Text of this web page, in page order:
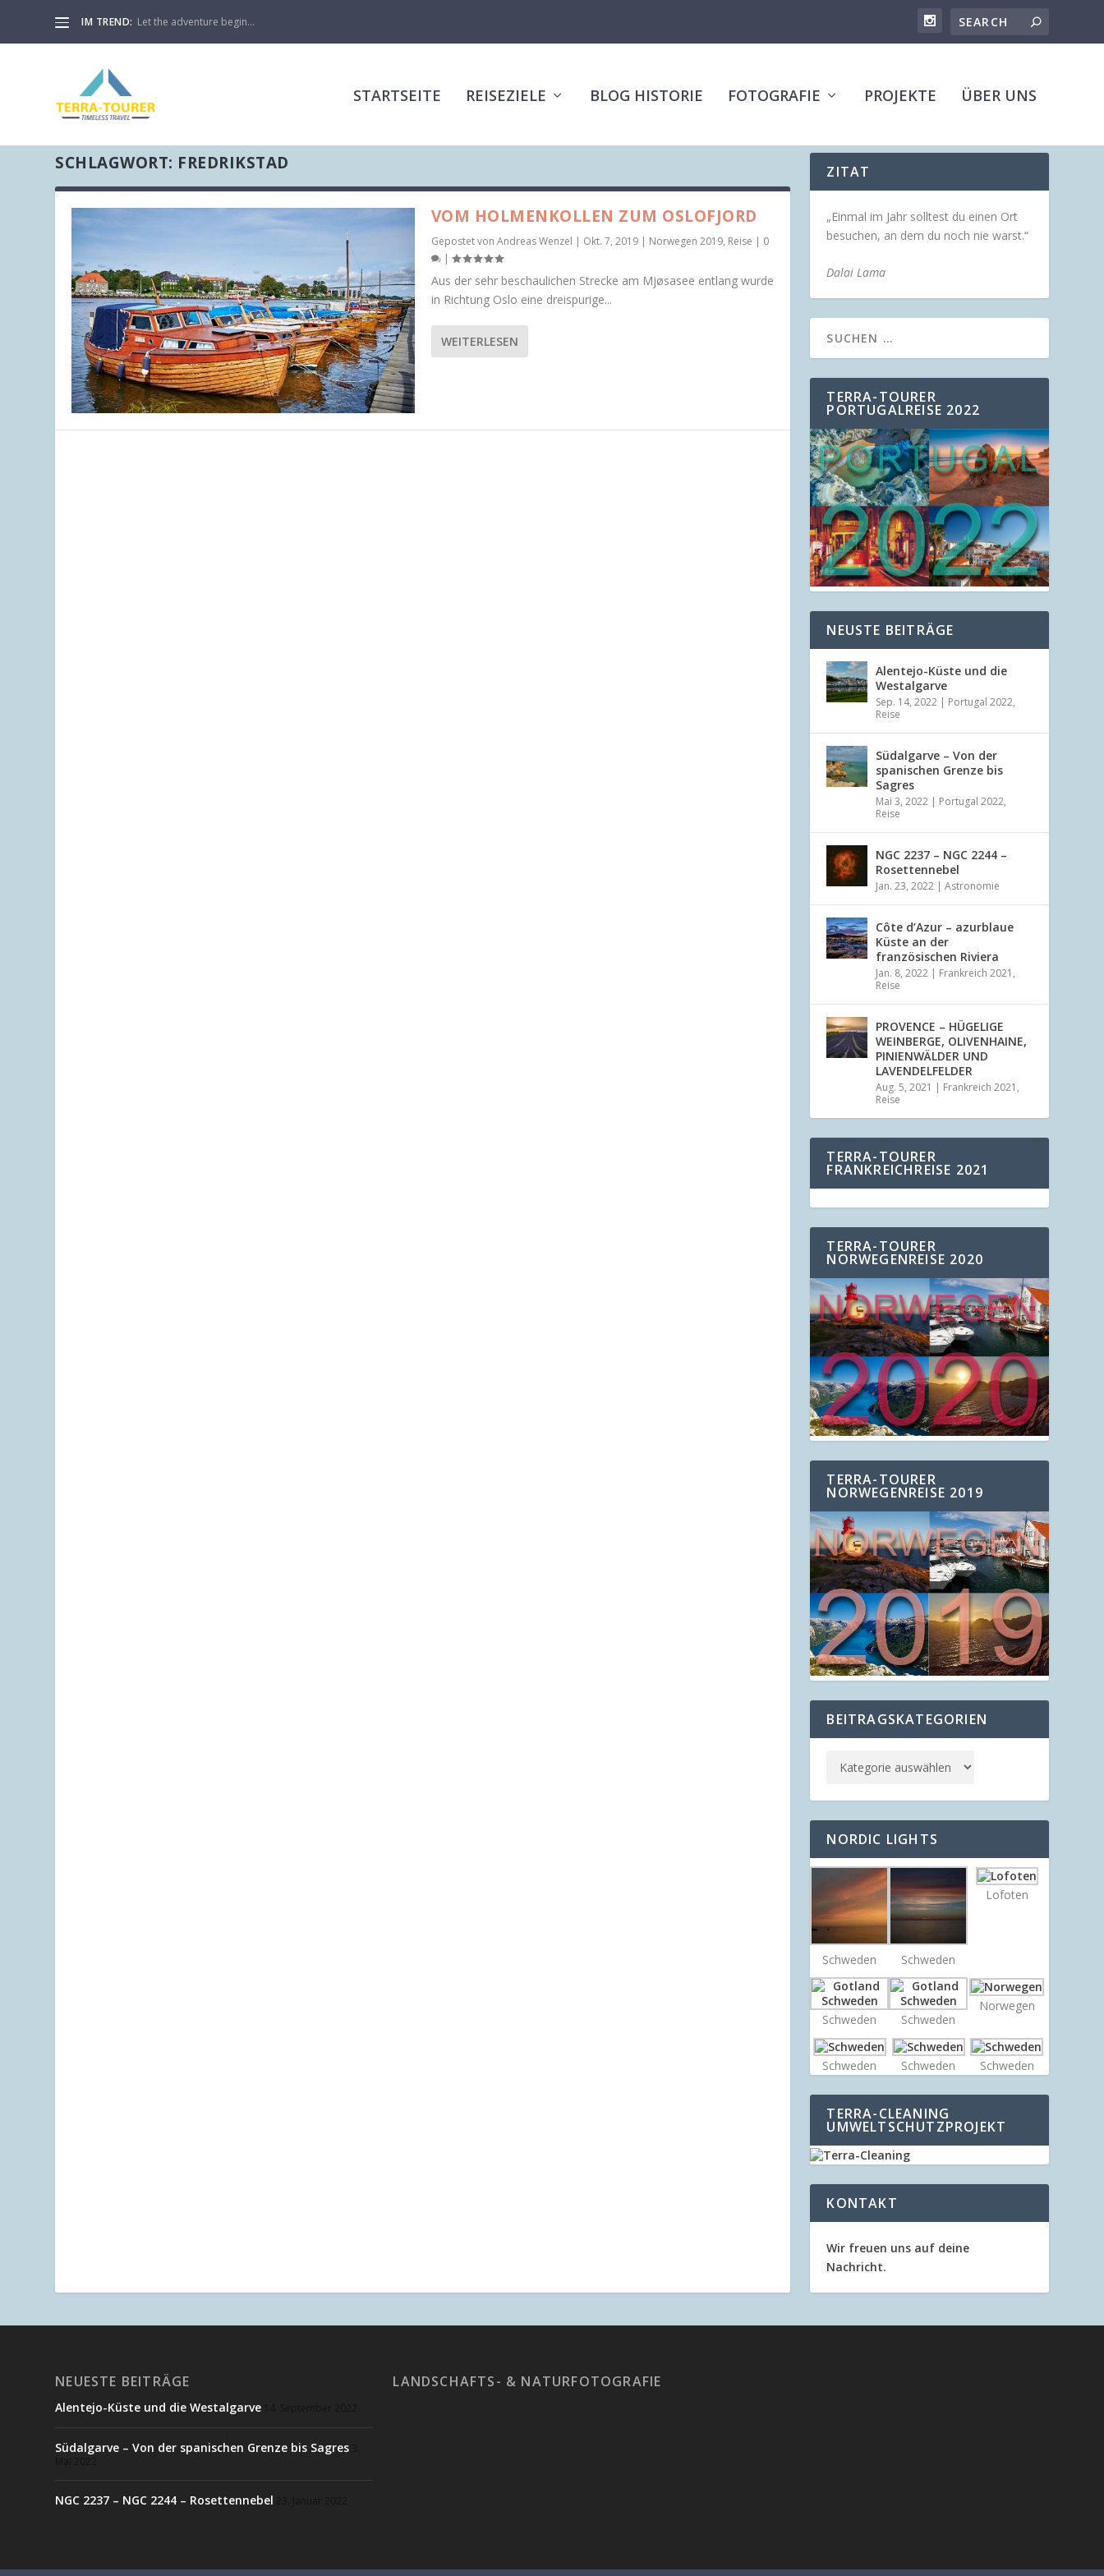
IM TREND: Let the adventure begin…
STARTSEITE REISEZIELE BLOG HISTORIE FOTOGRAFIE PROJEKTE ÜBER UNS
SCHLAGWORT: FREDRIKSTAD
VOM HOLMENKOLLEN ZUM OSLOFJORD
Gepostet von Andreas Wenzel | Okt. 7, 2019| Norwegen 2019, Reise | 0
|
Aus der sehr beschaulichen Strecke am Mjøsasee entlang wurde
in Richtung Oslo eine dreispurige...
WEITERLESEN
ZITAT
„Einmal im Jahr solltest du einen Ort
besuchen, an dem du noch nie warst.“
Dalai Lama
TERRA-TOURER
PORTUGALREISE 2022
NEUSTE BEITRÄGE
Alentejo-Küste und die
Westalgarve
Sep. 14, 2022 | Portugal 2022,
Reise
Südalgarve – Von der
spanischen Grenze bis
Sagres
Mai 3, 2022 | Portugal 2022,
Reise
NGC 2237 – NGC 2244 –
Rosettennebel
Jan. 23, 2022 |Astronomie
Côte d’Azur – azurblaue
Küste an der
französischen Riviera
Jan. 8, 2022 | Frankreich 2021 ,
Reise
PROVENCE – HÜGELIGE
WEINBERGE, OLIVENHAINE,
PINIENWÄLDER UND
LAVENDELFELDER
Aug. 5, 2021 | Frankreich 2021 ,
Reise
TERRA-TOURER
FRANKREICHREISE 2021
TERRA-TOURER
NORWEGENREISE 2020
TERRA-TOURER
NORWEGENREISE 2019
BEITRAGSKATEGORIEN
NORDIC LIGHTS
Schweden Schweden
Lofoten
Schweden Schweden
Norwegen
Schweden Schweden Schweden
TERRA-CLEANING
UMWELTSCHUTZPROJEKT
KONTAKT
Wir freuen uns auf deine
Nachricht.
NEUESTE BEITRÄGE
Alentejo-Küste und die Westalgarve
Südalgarve – Von der spanischen Grenze bis Sagres
NGC 2237 – NGC 2244 – Rosettennebel
LANDSCHAFTS- & NATURFOTOGRAFIE